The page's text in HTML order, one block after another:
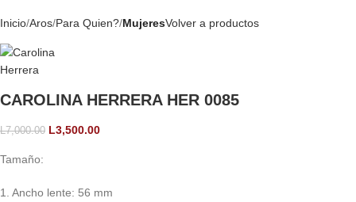
Inicio Aros Para Quien? MujeresVolver a productos
CAROLINA HERRERA HER 0085
L7,000.00 L3,500.00
Tamaño:
1. Ancho lente: 56 mm